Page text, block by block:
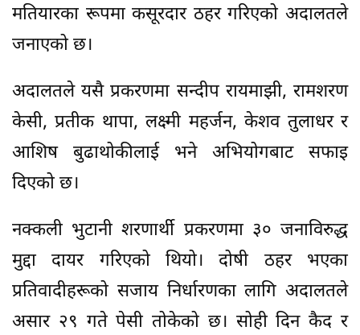
मतियारका रूपमा कसूरदार ठहर गरिएको अदालतले
जनाएको छ।
अदालतले यसै प्रकरणमा सन्दीप रायमाझी, रामशरण
केसी, प्रतीक थापा, लक्ष्मी महर्जन, केशव तुलाधर र
आशिष बुढाथोकीलाई भने अभियोगबाट सफाइ
दिएको छ।
नक्कली भुटानी शरणार्थी प्रकरणमा ३० जनाविरुद्ध
मुद्दा दायर गरिएको थियो। दोषी ठहर भएका
प्रतिवादीहरूको सजाय निर्धारणका लागि अदालतले
असार २९ गते पेसी तोकेको छ। सोही दिन कैद र